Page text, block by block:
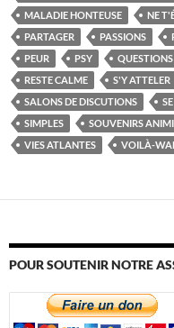
MALADIE HONTEUSE
NE
PARTAGER
PASSIONS
PEUR
PSY QUESTIONS
RESTE CALME
S'Y ATTELER
SALONS DE DISCUTIONS
SIMPLES
SOUVENIRS
VIES ATLANTES
VOILÀ-
POUR SOUTENIR NOTRE